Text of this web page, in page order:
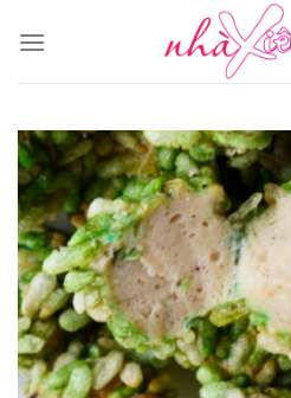
đến